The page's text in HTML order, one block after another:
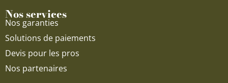
Nos services
Nos garanties
Solutions de paiements
Devis pour les pros
Nos partenaires